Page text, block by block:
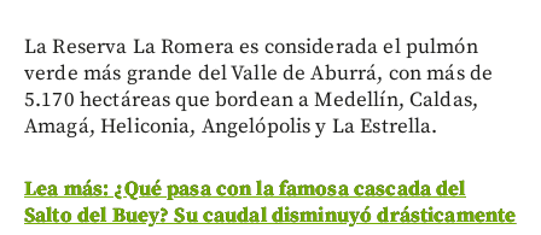
La Reserva La Romera es considerada el pulmón
verde más grande del Valle de Aburrá, con más de
5.170 hectáreas que bordean a Medellín, Caldas,
Amagá, Heliconia, Angelópolis y La Estrella.
Lea más: ¿Qué pasa con la famosa cascada del
Salto del Buey? Su caudal disminuyó drásticamente